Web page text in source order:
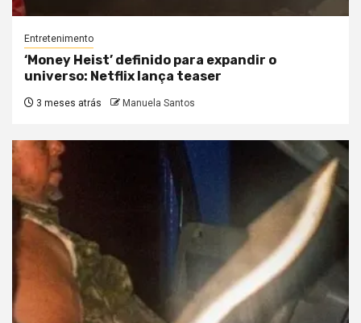
Entretenimento
‘Money Heist’ definido para expandir o
universo: Netflix lança teaser
3 meses atrás Manuela Santos